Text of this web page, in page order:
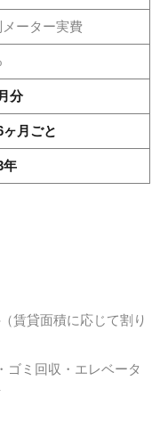
ーター実費
分
ヶ月ごと
年
（賃貸面積に応じて割り
ゴミ回収・エレベータ